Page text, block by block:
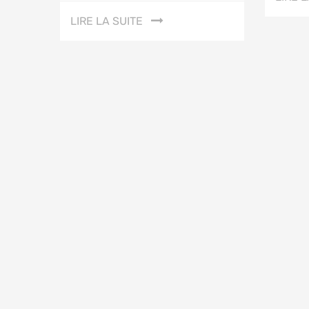
LIRE LA SUITE